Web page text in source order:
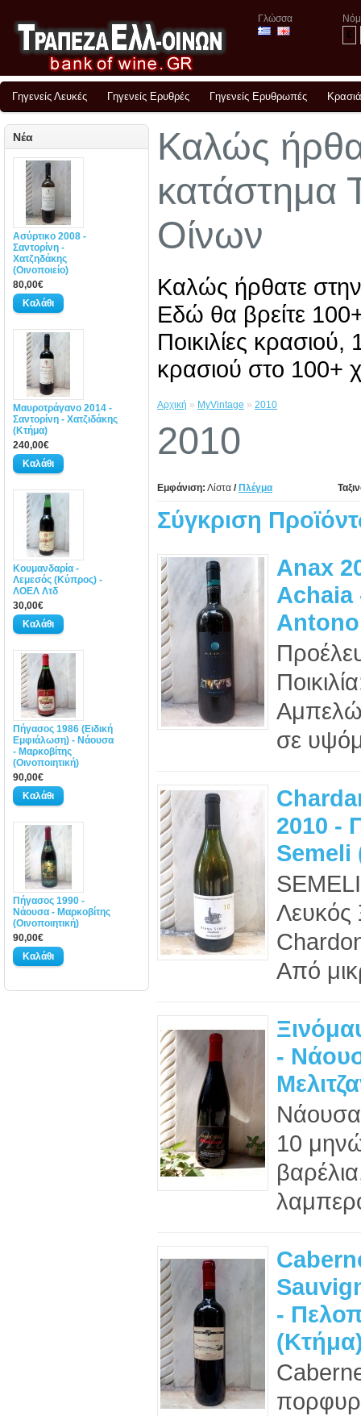
Γλώσσα
€
Γηγενείς Λευκές Γηγενείς Ερυθρές Γηγενείς Ερυθρωπές
Νέα
Ασύρτικο 2008 -
Σαντορίνη -
Χατζηδάκης
(Οινοποιείο)
80,00€
Μαυροτράγανο 2014 -
Σαντορίνη - Χατζιδάκης
(Κτήμα)
240,00€
Κουμανδαρία -
Λεμεσός (Κύπρος) -
ΛΟΕΛ Λτδ
30,00€
Πήγασος 1986 (Ειδική
Εμφιάλωση) - Νάουσα
- Μαρκοβίτης
(Οινοποιητική)
90,00€
Πήγασος 1990 -
Νάουσα - Μαρκοβίτης
(Οινοποιητική)
90,00€
Καλώς
κατάστημα
Οίνων
Καλώς ήρθατε
Εδώ θα βρείτε
Ποικιλίες
κρασιού στο 100+
Αρχική » MyVintage » 2010
2010
Εμφάνιση: Λίστα / Πλέγμα
Σύγκριση
Anax
Achaia
σε
2010 -
Semeli
Λευκός
Από
-
10
-